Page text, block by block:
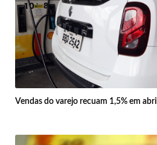
Vendas do varejo recuam 1,5% em abril